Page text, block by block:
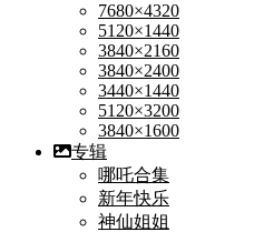
7680×4320
5120×1440
3840×2160
3840×2400
3440×1440
5120×3200
3840×1600
专辑
哪吒合集
新年快乐
神仙姐姐